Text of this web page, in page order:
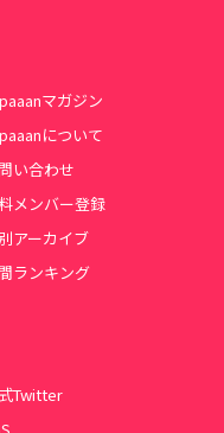
マガジン
について
い合わせ
メンバー登録
アーカイブ
ランキング
Twitter